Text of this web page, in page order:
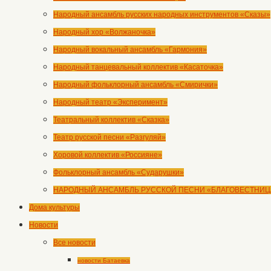
Народный ансамбль русских народных инструментов «Сказы»
Народный хор «Волжаночка»
Народный вокальный ансамбль «Гармония»
Народный танцевальный коллектив «Касаточка»
Народный фольклорный ансамбль «Смирички»
Народный театр «Эксперимент»
Театральный коллектив «Сказка»
Театр русской песни «Разгуляй»
Хоровой коллектив «Россияне»
Фольклорный ансамбль «Сударушки»
НАРОДНЫЙ АНСАМБЛЬ РУССКОЙ ПЕСНИ
Дома культуры
Новости
Все новости
новости Батаевка